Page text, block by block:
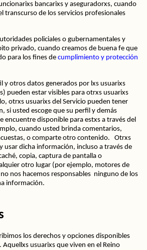
bancarixs y aseguradorxs, cuando
transcurso de los servicios profesionales
policiales o gubernamentales y
privado, cuando creamos de buena fe que
para los fines de cumplimiento y protección
y otros datos generados por lxs usuarixs
pueden estar visibles para otrxs usuarixs
otrxs usuarixs del Servicio pueden tener
si usted escoge que su perfil y demás
encuentre disponible para estxs a través del
cuando usted brinda comentarios,
o comparte otro contenido.   Otrxs
usar dicha información, incluso a través de
copia, captura de pantalla o
otro lugar (por ejemplo, motores de
nos hacemos responsables  ninguno de los
información.
los derechos y opciones disponibles
usuarixs que viven en el Reino